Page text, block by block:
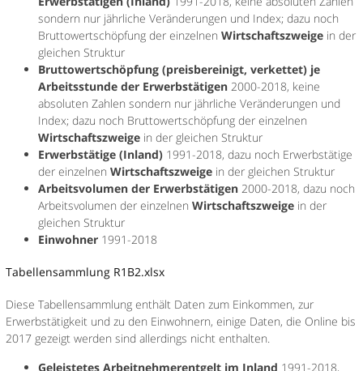
sondern nur jährliche Veränderungen und Index; dazu noch
Bruttowertschöpfung der einzelnenWirtschaftszweige in der
gleichen Struktur
Bruttowertschöpfung (preisbereinigt, verkettet) je
Arbeitsstunde der Erwerbstätigen 2000-2018, keine
absoluten Zahlen sondern nur jährliche Veränderungen und
Index; dazu noch Bruttowertschöpfung der einzelnen
Wirtschaftszweige in der gleichen Struktur
Erwerbstätige (Inland) 1991-2018, dazu noch Erwerbstätige
der einzelnenWirtschaftszweige in der gleichen Struktur
Arbeitsvolumen der Erwerbstätigen 2000-2018, dazu noch
Arbeitsvolumen der einzelnenWirtschaftszweige in der
gleichen Struktur
Einwohner 1991-2018
Tabellensammlung R1B2.xlsx
Diese Tabellensammlung enthält Daten zum Einkommen, zur
Erwerbstätigkeit und zu den Einwohnern, einige Daten, die Online bis
2017 gezeigt werden sind allerdings nicht enthalten.
Geleistetes Arbeitnehmerentgelt im Inland 1991-2018,